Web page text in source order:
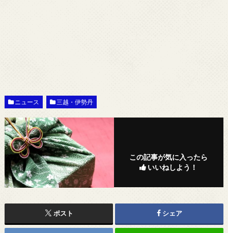
ニュース 三越・伊勢丹
この記事が気に入ったら
いいねしよう！
ポスト シェア